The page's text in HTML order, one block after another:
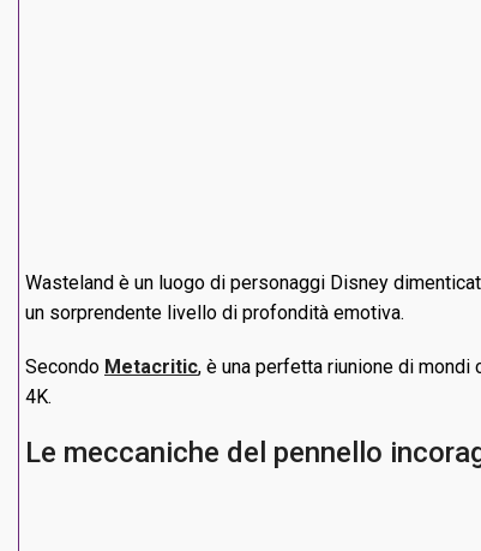
Wasteland è un luogo di personaggi Disney
un sorprendente livello di profondità emotiva.
Secondo Metacritic, è una perfetta riunione di
4K.
Le meccaniche del pennello